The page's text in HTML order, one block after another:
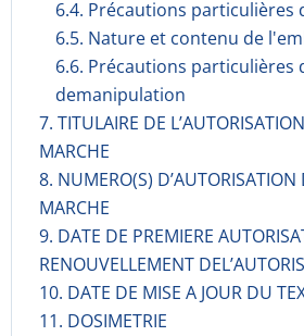
6.4. Précautions particulières
6.5. Nature et contenu de
6.6. Précautions particulières
demanipulation
7. TITULAIRE DE
MARCHE
8. NUMERO(S) D’AUTORISATION
MARCHE
9. DATE DE PREMIERE
RENOUVELLEMENT
10. DATE DE MISE A JOUR DU
11. DOSIMETRIE